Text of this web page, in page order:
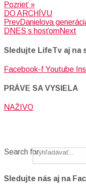
Pozrieť »
DO ARCHÍVU
PrevDanielova
DNES s hosťomNext
Sledujte LifeTv aj na
Facebook-f Youtube
PRÁVE SA VYSIELA
NAŽIVO
Search for:
Sledujte nás aj na